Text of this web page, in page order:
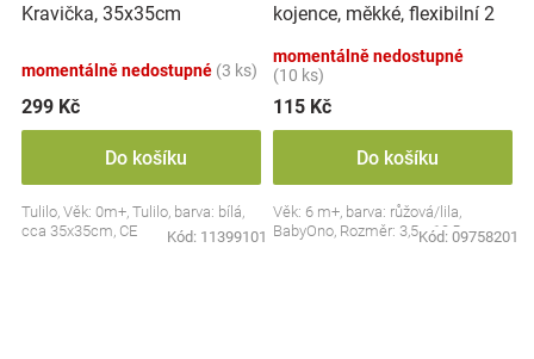
Kravička, 35x35cm
momentálně nedostupné (3 ks)
299 Kč
Do košíku
Tulilo, Věk: 0m+, Tulilo, barva: bílá,
cca 35x35cm, CE
Kód: 11399101
kojence, měkké, flexibilní 2
momentálně nedostupné
(10 ks)
115 Kč
Do košíku
Věk: 6 m+, barva: růžová/lila,
BabyOno, Rozměr: 3,5 x 10,5 cm
Kód: 09758201